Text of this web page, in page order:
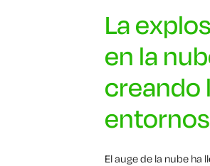
La
en la
creando
entornos
El auge de la nube ha